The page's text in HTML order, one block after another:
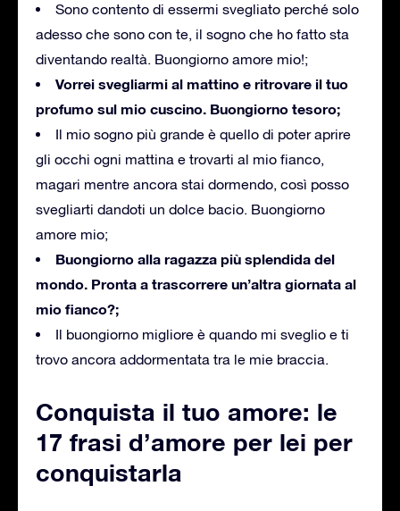
Sono contento di essermi svegliato perché solo
adesso che sono con te, il sogno che ho fatto sta
diventando realtà. Buongiorno amore mio!;
Vorrei svegliarmi al mattino e ritrovare il tuo
profumo sul mio cuscino. Buongiorno tesoro;
Il mio sogno più grande è quello di poter aprire
gli occhi ogni mattina e trovarti al mio fianco,
magari mentre ancora stai dormendo, così posso
svegliarti dandoti un dolce bacio. Buongiorno
amore mio;
Buongiorno alla ragazza più splendida del
mondo. Pronta a trascorrere un’altra giornata al
mio fianco?;
Il buongiorno migliore è quando mi sveglio e ti
trovo ancora addormentata tra le mie braccia.
Conquista il tuo amore: le
17 frasi d’amore per lei per
conquistarla